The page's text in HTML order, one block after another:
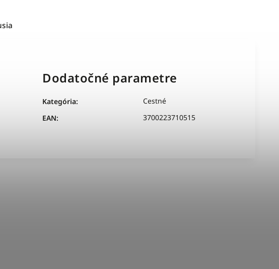
Dodatočné parametre
Kategória:
Cestné
EAN: 3700223710515